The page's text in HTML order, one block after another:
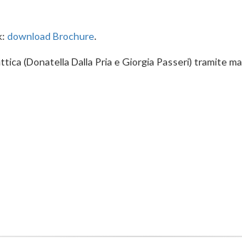
download Brochure.
(Donatella Dalla Pria e Giorgia Passeri) tramite